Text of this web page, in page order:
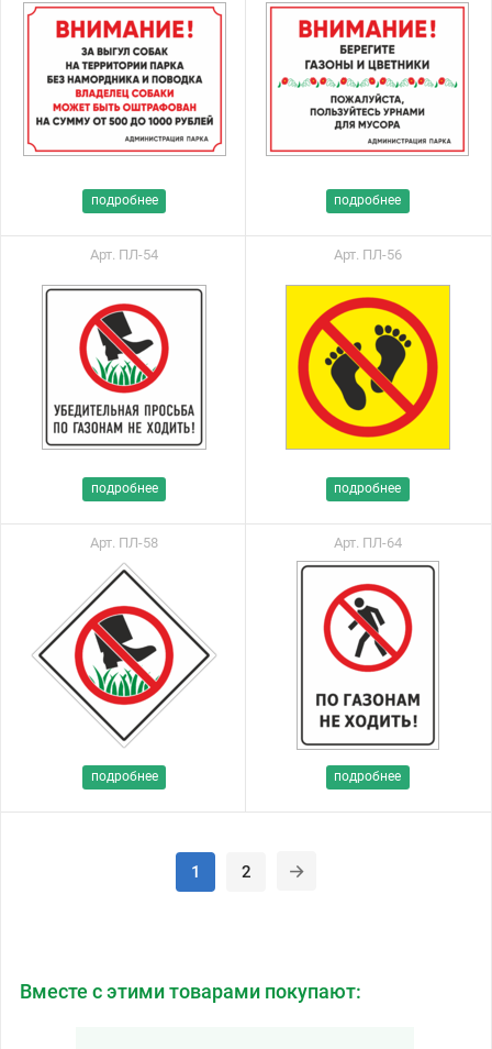
подробнее подробнее
Арт. ПЛ-54
подробнее
Арт. ПЛ-56
подробнее
Арт. ПЛ-58
подробнее
Арт. ПЛ-64
подробнее
1 2
Вместе с этими товарами покупают: